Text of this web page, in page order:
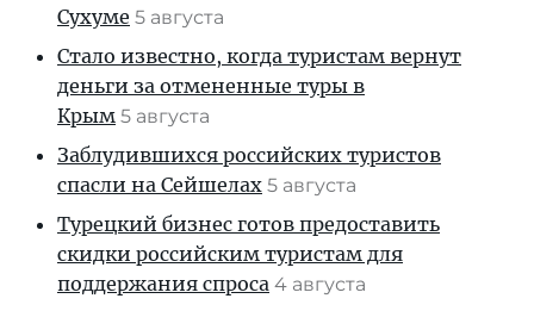
Сухуме 5 августа
Стало известно, когда туристам вернут
деньги за отмененные туры в
Крым 5 августа
Заблудившихся российских туристов
спасли на Сейшелах 5 августа
Турецкий бизнес готов предоставить
скидки российским туристам для
поддержания спроса 4 августа